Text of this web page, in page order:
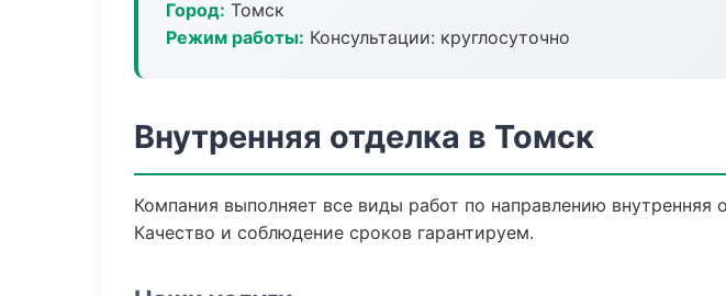
Город: Томск
Режим работы: Консультации: круглосуточно
Внутренняя отделка в Томск
Компания выполняет все виды работ по направлению
Качество и соблюдение сроков гарантируем.